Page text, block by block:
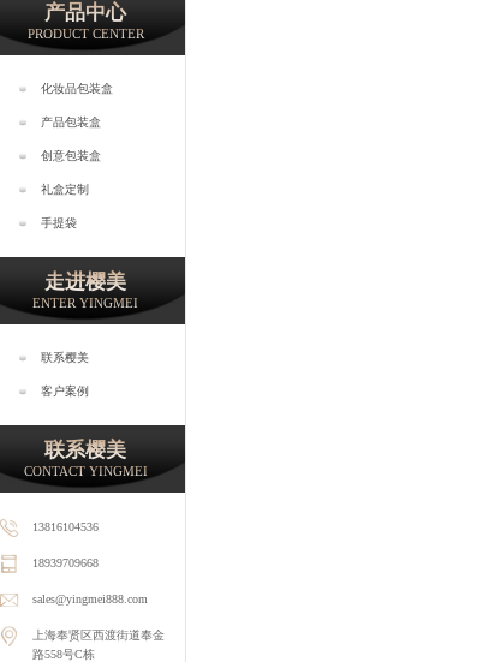
产品中心
PRODUCT CENTER
化妆品包装盒
产品包装盒
创意包装盒
礼盒定制
手提袋
走进樱美
ENTER YINGMEI
联系樱美
客户案例
联系樱美
CONTACT YINGMEI
13816104536
18939709668
sales@yingmei888.com
上海奉贤区西渡街道奉金
路558号C栋